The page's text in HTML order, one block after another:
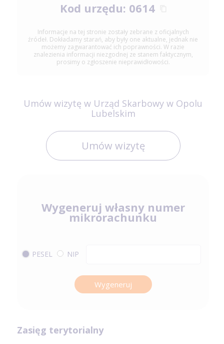
Kod urzędu: 0614
Informacje na tej stronie zostały zebrane z oficjalnych
źródeł. Dokładamy starań, aby były one aktualne, jednak nie
możemy zagwarantować ich poprawności. W razie
znalezienia informacji niezgodnej ze stanem faktycznym,
prosimy o zgłoszenie nieprawidłowości.
Umów wizytę w Urząd Skarbowy w Opolu
Lubelskim
Umów wizytę
Wygeneruj własny numer
mikrorachunku
PESEL NIP
Wygeneruj
Zasięg terytorialny